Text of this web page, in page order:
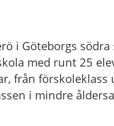
i Göteborgs
med runt 25
från
i mindre